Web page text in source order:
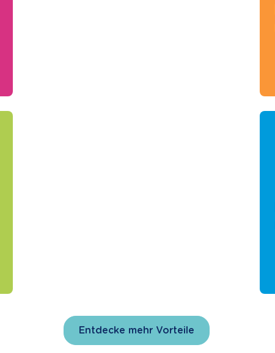
Entdecke mehr Vorteile